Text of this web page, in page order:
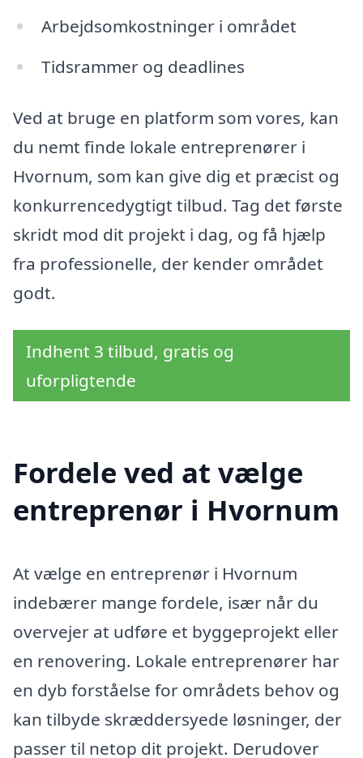
Arbejdsomkostninger i området
Tidsrammer og deadlines
Ved at bruge en platform som vores, kan
du nemt finde lokale entreprenører i
Hvornum, som kan give dig et præcist og
konkurrencedygtigt tilbud. Tag det første
skridt mod dit projekt i dag, og få hjælp
fra professionelle, der kender området
godt.
Indhent 3 tilbud, gratis og
uforpligtende
Fordele ved at vælge
entreprenør i Hvornum
At vælge en entreprenør i Hvornum
indebærer mange fordele, især når du
overvejer at udføre et byggeprojekt eller
en renovering. Lokale entreprenører har
en dyb forståelse for områdets behov og
kan tilbyde skræddersyede løsninger, der
passer til netop dit projekt. Derudover